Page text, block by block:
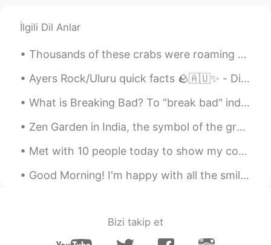
İlgili Dil Anlar
Thousands of these crabs were roaming the beach. They actually dig themselves into the ground so ...
Ayers Rock/Uluru quick facts 🪨🇦🇺✨ - Did you know that Uluru is located in the center of Australi...
What is Breaking Bad? To “break bad" indicates that someone who is following an otherwise normal...
Zen Garden in India, the symbol of the growing friendship and co-operation between the people of ...
Met with 10 people today to show my condo. I found a great tenant. Lunch for one! Beef Tenderlo...
Good Morning! I'm happy with all the smiles on the streets, green at the traffic lights, coffee ...
Bizi takip et